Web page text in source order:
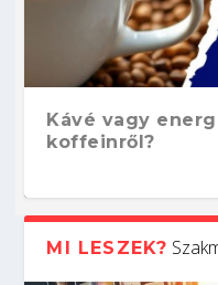
Kávé vagy
koffeinről?
MI LESZEK?